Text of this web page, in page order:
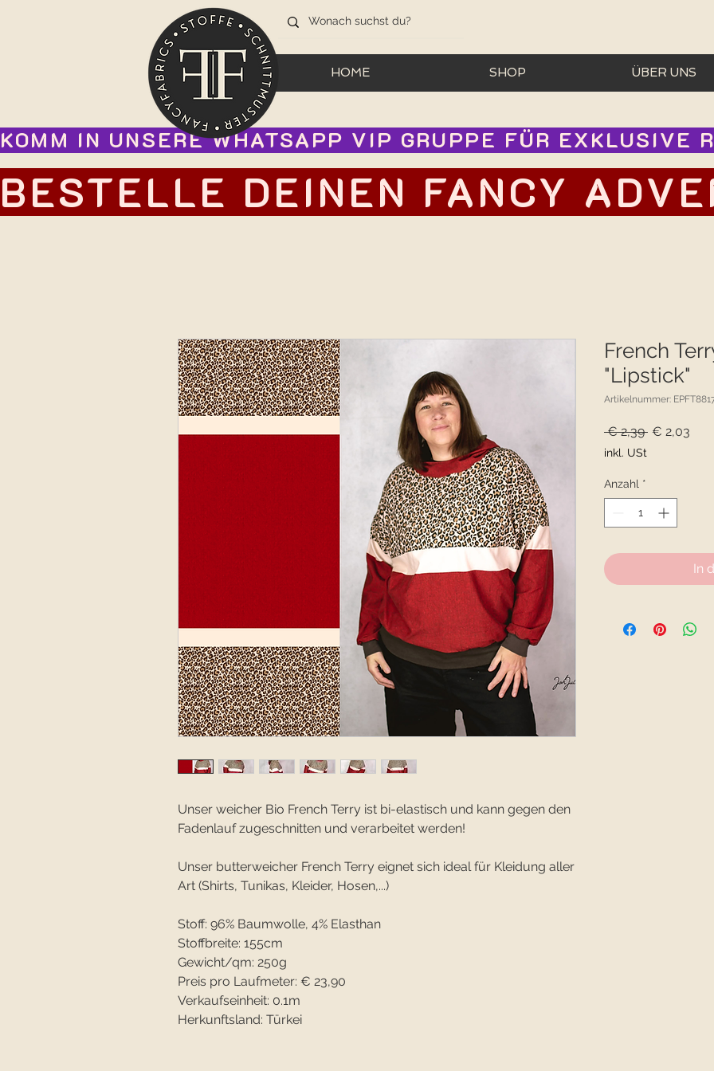
HOME SHOP ÜBER UNS
KOMM IN UNSERE WHATSAPP VIP GRUPPE FÜR
BESTELLE DEINEN FANCY
Unser weicher Bio French Terry ist bi-elastisch und kann gegen den
Fadenlauf zugeschnitten und verarbeitet werden!
Unser butterweicher French Terry eignet sich ideal für Kleidung aller
Art (Shirts, Tunikas, Kleider, Hosen,...)
Stoff: 96% Baumwolle, 4% Elasthan
Stoffbreite: 155cm
Gewicht/qm: 250g
Preis pro Laufmeter: € 23,90
Verkaufseinheit: 0.1m
Herkunftsland: Türkei
French
"Lipstick"
Artikelnummer:
€ 2,39 € 2,03
inkl. USt
Anzahl *
In